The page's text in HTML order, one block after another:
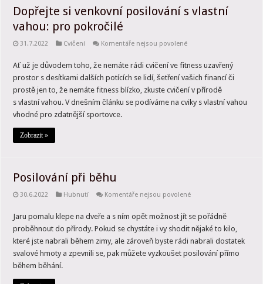
Dopřejte si venkovní posilování s vlastní
vahou: pro pokročilé
31.7.2022 Cvičení Komentáře nejsou povolenéu
názvem
Dopřejte
si
venkovní
posilování
s vlastní
Ať už je důvodem toho, že nemáte rádi cvičení ve fitness uzavřený
prostor s desítkami dalších potících se lidí, šetření vašich financí či
prostě jen to, že nemáte fitness blízko, zkuste cvičení v přírodě
s vlastní vahou. V dnešním článku se podíváme na cviky s vlastní vahou
vhodné pro zdatnější sportovce.
Zobrazit »
Posilování při běhu
30.6.2022 Hubnutí Komentáře nejsou povolenéu
názvem
Posilování
při
běhu
Jaru pomalu klepe na dveře a s ním opět možnost jít se pořádně
proběhnout do přírody. Pokud se chystáte i vy shodit nějaké to kilo,
které jste nabrali během zimy, ale zároveň byste rádi nabrali dostatek
svalové hmoty a zpevnili se, pak můžete vyzkoušet posilování přímo
během běhání.